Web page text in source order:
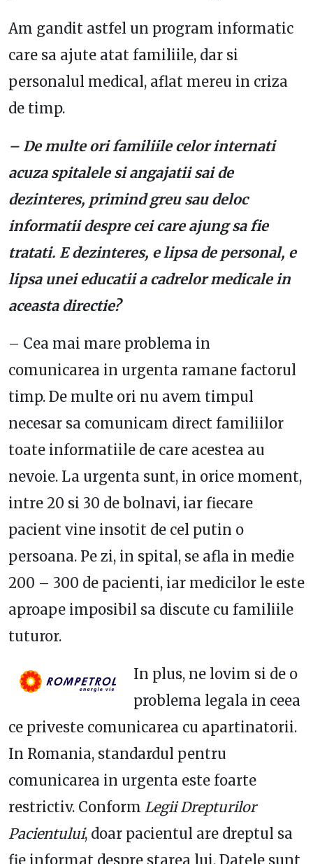
Am gandit astfel un program informatic
care sa ajute atat familiile, dar si
personalul medical, aflat mereu in criza
de timp.
– De multe ori familiile celor internati
acuza spitalele si angajatii sai de
dezinteres, primind greu sau deloc
informatii despre cei care ajung sa fie
tratati. E dezinteres, e lipsa de personal, e
lipsa unei educatii a cadrelor medicale in
aceasta directie?
– Cea mai mare problema in
comunicarea in urgenta ramane factorul
timp. De multe ori nu avem timpul
necesar sa comunicam direct familiilor
toate informatiile de care acestea au
nevoie. La urgenta sunt, in orice moment,
intre 20 si 30 de bolnavi, iar fiecare
pacient vine insotit de cel putin o
persoana. Pe zi, in spital, se afla in medie
200 – 300 de pacienti, iar medicilor le este
aproape imposibil sa discute cu familiile
tuturor.
In plus, ne lovim si de o
problema legala in ceea
ce priveste comunicarea cu apartinatorii.
In Romania, standardul pentru
comunicarea in urgenta este foarte
restrictiv. Conform Legii Drepturilor
Pacientului, doar pacientul are dreptul sa
fie informat despre starea lui. Datele sunt